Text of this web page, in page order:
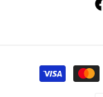
Formas
de